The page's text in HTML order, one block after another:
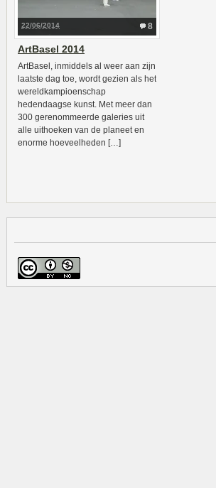
8
22/06/2014
ArtBasel 2014
ArtBasel, inmiddels al weer aan zijn
laatste dag toe, wordt gezien als het
wereldkampioenschap
hedendaagse kunst. Met meer dan
300 gerenommeerde galeries uit
alle uithoeken van de planeet en
enorme hoeveelheden […]